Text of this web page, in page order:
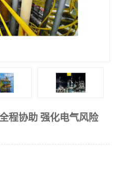
程协助 强化电气风险